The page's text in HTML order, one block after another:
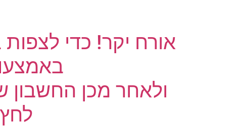
אורח יקר! כדי
ולאחר מכן החשבון